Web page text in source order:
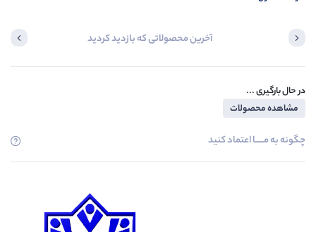
آخرین محصولاتی که بازدید کردید
در حال بارگیری ...
مشاهده محصولات
چگونه به مــــــا اعتماد کنید